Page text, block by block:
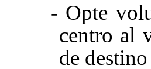
- Opte
centro al
de